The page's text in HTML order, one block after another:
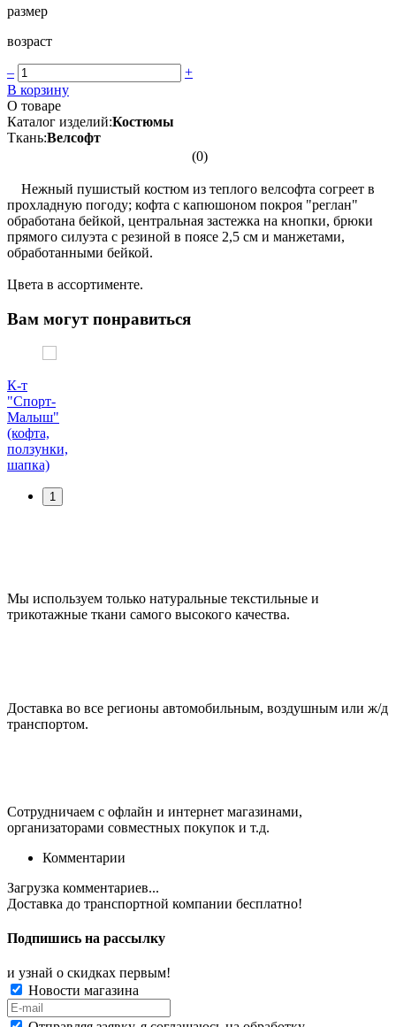
размер
возраст
–
+
В корзину
О товаре
Каталог изделий:Костюмы
Ткань:Велсофт
(0)
Нежный пушистый костюм из теплого велсофта согреет в
прохладную погоду; кофта с капюшоном покроя "реглан"
обработана бейкой, центральная застежка на кнопки, брюки
прямого силуэта с резиной в поясе 2,5 см и манжетами,
обработанными бейкой.
Цвета в ассортименте.
Вам могут понравиться
К-т
"Спорт-
Малыш"
(кофта,
ползунки,
шапка)
1
Мы используем только натуральные текстильные и
трикотажные ткани самого высокого качества.
Доставка во все регионы автомобильным, воздушным или ж/д
транспортом.
Сотрудничаем с офлайн и интернет магазинами,
организаторами совместных покупок и т.д.
Комментарии
Загрузка комментариев...
Доставка до транспортной компании бесплатно!
Подпишись на рассылку
и узнай о скидках первым!
Новости магазина